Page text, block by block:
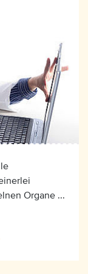
Organe ...